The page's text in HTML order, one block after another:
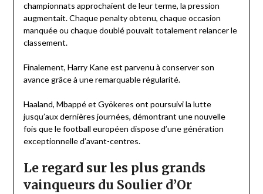
championnats approchaient de leur terme, la pression
augmentait. Chaque penalty obtenu, chaque occasion
manquée ou chaque doublé pouvait totalement relancer le
classement.
Finalement, Harry Kane est parvenu à conserver son
avance grâce à une remarquable régularité.
Haaland, Mbappé et Gyökeres ont poursuivi la lutte
jusqu’aux dernières journées, démontrant une nouvelle
fois que le football européen dispose d’une génération
exceptionnelle d’avant-centres.
Le regard sur les plus grands
vainqueurs du Soulier d’Or